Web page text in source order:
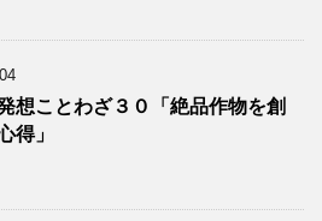
想ことわざ３０「絶品作物を創
得」